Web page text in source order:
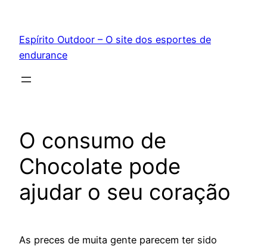
conteúdo
Espírito Outdoor – O site dos esportes de
endurance
O consumo de
Chocolate pode
ajudar o seu coração
As preces de muita gente parecem ter sido